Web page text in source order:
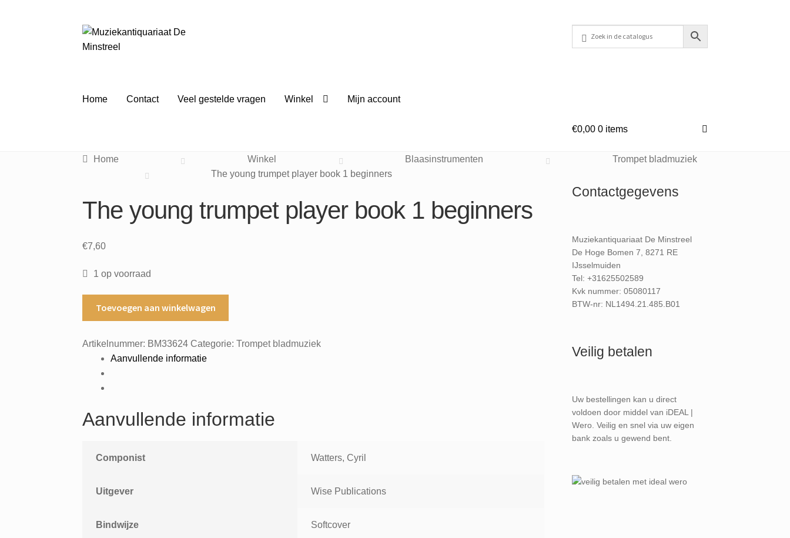
Ga
door
Ga
naar
Home Contact Veel gestelde vragen Winkel Mijn account
€0,00 0 items
Home Winkel Blaasinstrumenten
Trompet bladmuziek
The young trumpet player book 1 beginners
The young trumpet player book 1 beginners
€7,60
1 op voorraad
player
book
beginners
Toevoegen aan winkelwagen
Artikelnummer: BM33624 Categorie:Trompet bladmuziek
Aanvullende informatie
Aanvullende informatie
Componist Watters, Cyril
Uitgever Wise Publications
Bindwijze Softcover
Contactgegevens
Muziekantiquariaat De Minstreel
De Hoge Bomen 7, 8271 RE
IJsselmuiden
Tel: +31625502589
Kvk nummer: 05080117
BTW-nr: NL1494.21.485.B01
Veilig betalen
Uw bestellingen kan u direct
voldoen door middel van iDEAL |
Wero. Veilig en snel via uw eigen
bank zoals u gewend bent.